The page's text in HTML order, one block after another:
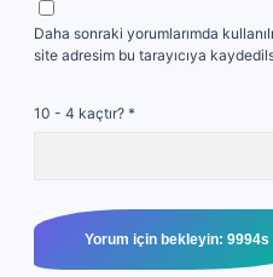
Daha sonraki yorumlarımda
site adresim bu tarayıcıya
10 - 4 kaçtır? *